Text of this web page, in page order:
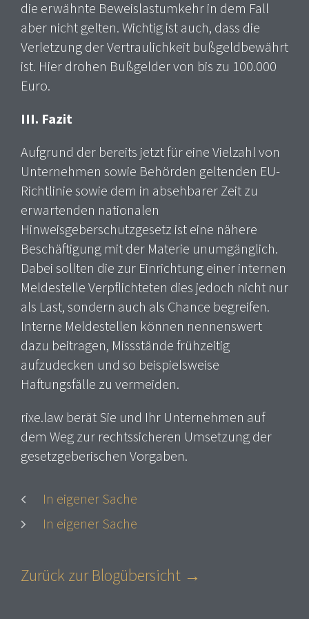
die erwähnte Beweislastumkehr in dem Fall
aber nicht gelten. Wichtig ist auch, dass die
Verletzung der Vertraulichkeit bußgeldbewährt
ist. Hier drohen Bußgelder von bis zu 100.000
Euro.
III. Fazit
Aufgrund der bereits jetzt für eine Vielzahl von
Unternehmen sowie Behörden geltenden EU-
Richtlinie sowie dem in absehbarer Zeit zu
erwartenden nationalen
Hinweisgeberschutzgesetz ist eine nähere
Beschäftigung mit der Materie unumgänglich.
Dabei sollten die zur Einrichtung einer internen
Meldestelle Verpflichteten dies jedoch nicht nur
als Last, sondern auch als Chance begreifen.
Interne Meldestellen können nennenswert
dazu beitragen, Missstände frühzeitig
aufzudecken und so beispielsweise
Haftungsfälle zu vermeiden.
rixe.law berät Sie und Ihr Unternehmen auf
dem Weg zur rechtssicheren Umsetzung der
gesetzgeberischen Vorgaben.
In eigener Sache
In eigener Sache
Zurück zur Blogübersicht →